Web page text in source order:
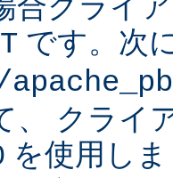
です。次
、 クライ
を使用し